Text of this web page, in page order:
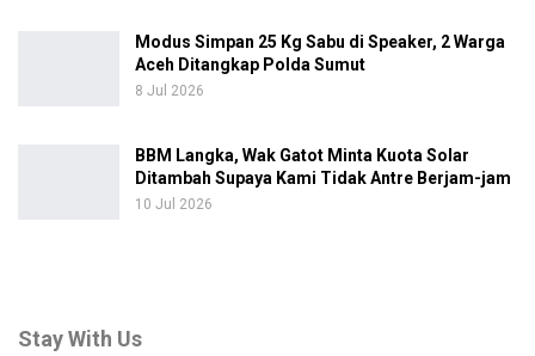
Modus Simpan 25 Kg Sabu di Speaker, 2 Warga
Aceh Ditangkap Polda Sumut
8 Jul 2026
BBM Langka, Wak Gatot Minta Kuota Solar
Ditambah Supaya Kami Tidak Antre Berjam-jam
10 Jul 2026
Stay With Us